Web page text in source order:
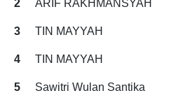
2 ARIF RAKHMANSYAH
3 TIN MAYYAH
4 TIN MAYYAH
5 Sawitri Wulan Santika